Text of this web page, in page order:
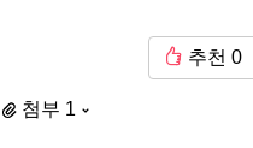
추천 0
첨부 1